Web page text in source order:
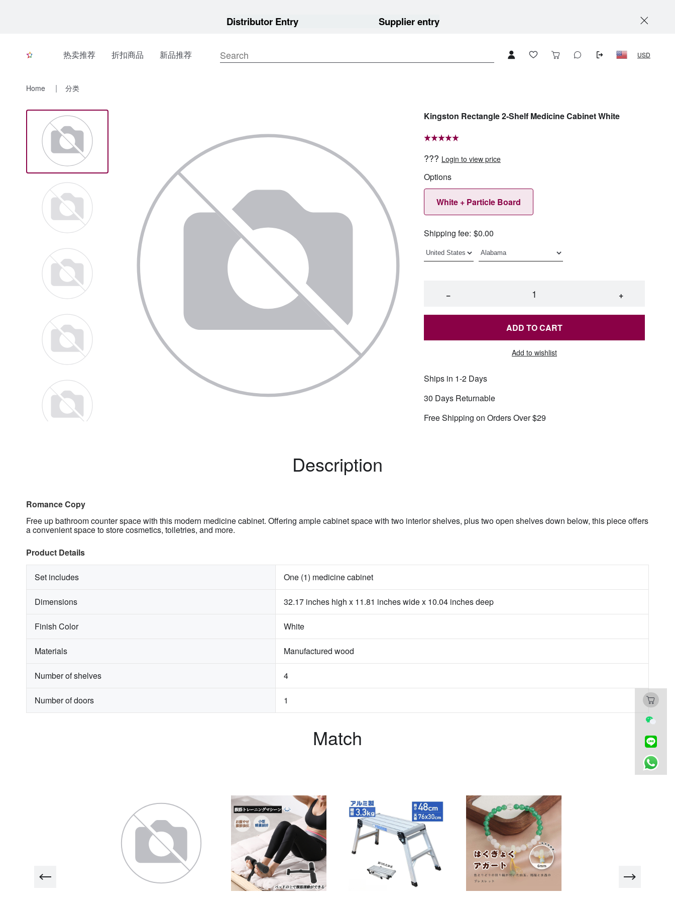
Distributor Entry Supplier entry
热卖推荐 折扣商品 新品推荐 USD
Home 分类
Kingston Rectangle 2-Shelf Medicine Cabinet White
??? Login to view price
Options
White + Particle Board
Shipping fee: $0.00
− +
ADD TO CART
Add to wishlist
Ships in 1-2 Days
30 Days Returnable
Free Shipping on Orders Over $29
Description
Romance Copy
Free up bathroom counter space with this modern medicine cabinet. Offering ample cabinet space with two interior shelves, plus two open shelves down below, this piece offers
a convenient space to store cosmetics, toiletries, and more.
Product Details
Set includes One (1) medicine cabinet
Dimensions 32.17 inches high x 11.81 inches wide x 10.04 inches deep
Finish Color White
Materials Manufactured wood
Number of shelves 4
Number of doors 1
Match